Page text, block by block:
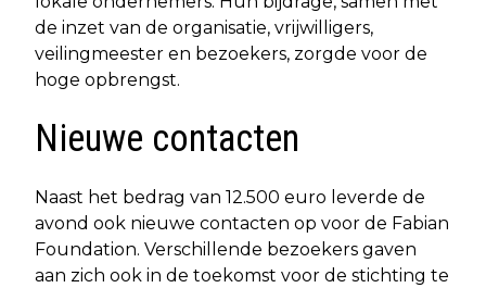
de inzet van de organisatie, vrijwilligers,
veilingmeester en bezoekers, zorgde voor de
hoge opbrengst.
Nieuwe contacten
Naast het bedrag van 12.500 euro leverde de
avond ook nieuwe contacten op voor de Fabian
Foundation. Verschillende bezoekers gaven
aan zich ook in de toekomst voor de stichting te